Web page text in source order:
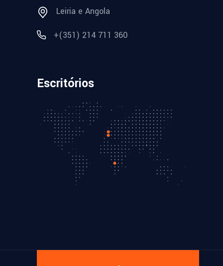
Leiria e Angola
+(351) 214 711 360
Escritórios